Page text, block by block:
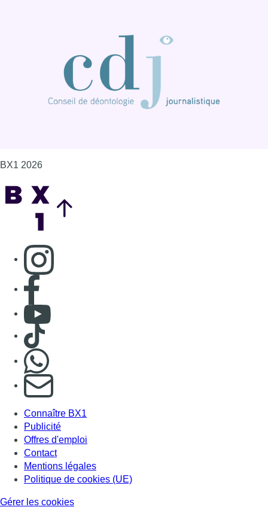
BX1 2026
Consulter page Instagram
Consulter page Facebook
Consulter Youtube
Consulter TikTok
S'abonner à notre newsletter
Connaître BX1
Publicité
Offres d'emploi
Contact
Mentions légales
Politique de cookies (UE)
Gérer les cookies